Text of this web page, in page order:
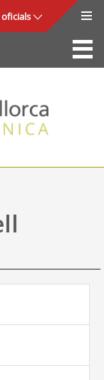
La Seu
de Mallorca
i seguretat
Utilitats
Ajuda